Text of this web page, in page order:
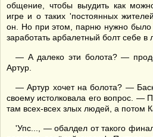
общение, чтобы выудить как
игре и о таких 'постоянных
он. Но при этом, парню нужно было
заработать арбалетный болт себе в
— А далеко эти болота? —
Артур.
— Артур хочет на болота? —
своему истолковала его вопрос. —
там всех-всех злых людей, а потом
'Упс..., — обалдел от такого